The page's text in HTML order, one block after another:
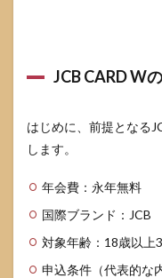
在籍
話内
容と
流れ
順・
ュレ
ーシ
ョ
ン）
JCB CARD W
はじめに、前提となる
します。
年会費：永年無料
国際ブランド：JCB
対象年齢：18歳以上
申込条件（代表的な